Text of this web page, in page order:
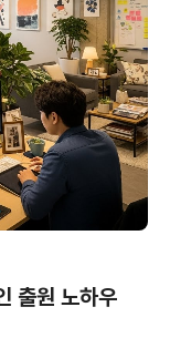
출원 노하우